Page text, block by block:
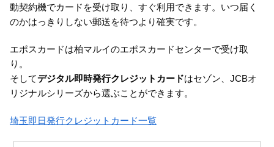
動契約機でカードを受け取り、すぐ利用できます。いつ届く
のかはっきりしない郵送を待つより確実です。
エポスカードは柏マルイのエポスカードセンターで受け取
り。
そしてデジタル即時発行クレジットカードはセゾン、JCBオ
リジナルシリーズから選ぶことができます。
埼玉即日発行クレジットカード一覧